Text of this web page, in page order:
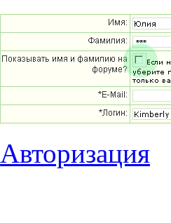
Авторизация